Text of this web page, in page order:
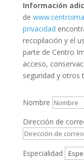
Información
de
privacidad
recopilación y el
parte de Centro
acceso,
seguridad y otros
Nombre
Dirección de
Especialidad